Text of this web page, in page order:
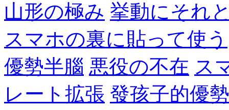
山形の極み 挙動にそれ
スマホの裏に貼って使う
優勢半腦 悪役の不在 ス
レート拡張 發孩子的優